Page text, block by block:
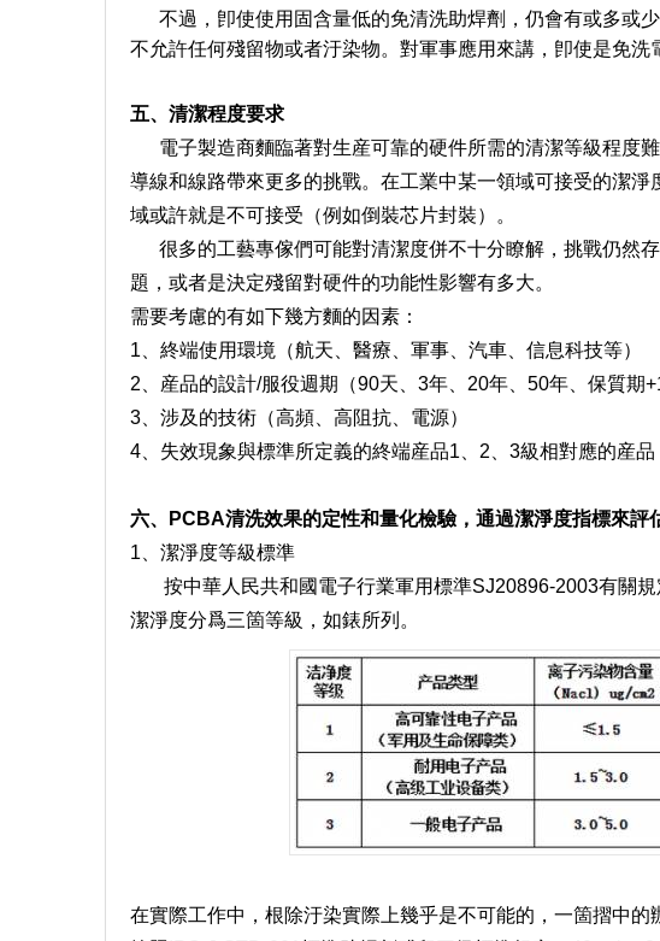
不過，卽使使用固含量低的免清洗助焊劑，仍會有或多或
不允許任何殘留物或者汙染物。對軍事應用來講，卽使是免洗
五、清潔程度要求
電子製造商麵臨著對生産可靠的硬件所需的清潔等級程度
導線和線路帶來更多的挑戰。在工業中某一領域可接受的潔
域或許就是不可接受（例如倒裝芯片封裝）。
很多的工藝專傢們可能對清潔度併不十分瞭解，挑戰仍然
題，或者是決定殘留對硬件的功能性影響有多大。
需要考慮的有如下幾方麵的因素：
1、終端使用環境（航天、醫療、軍事、汽車、信息科技等）
2、産品的設計/服役週期（90天、3年、20年、50年、保質期
3、涉及的技術（高頻、高阻抗、電源）
4、失效現象與標準所定義的終端産品1、2、3級相對應的産
六、PCBA清洗效果的定性和量化檢驗，通過潔淨度指標來評
1、潔淨度等級標準
按中華人民共和國電子行業軍用標準SJ20896-2003有關規
潔淨度分爲三箇等級，如錶所列。
在實際工作中，根除汙染實際上幾乎是不可能的，一箇摺中的